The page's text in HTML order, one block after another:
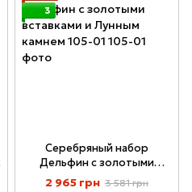
3
Серебряный набор
Дельфин с золотыми
вставками и Лунным камнем
2 965 грн 3 581 грн